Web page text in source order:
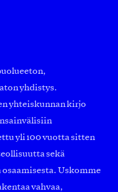
yhdistys.
yhteiskunnan kirjo
yli 100 vuotta sitten
sekä
Uskomme
vahvaa,